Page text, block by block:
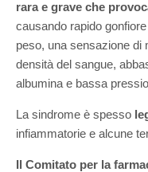
rara e grave che
causando rapido
peso, una sensazione di
densità del sangue,
albumina e bassa
La sindrome è spesso
infiammatorie e alcune
Il Comitato per la